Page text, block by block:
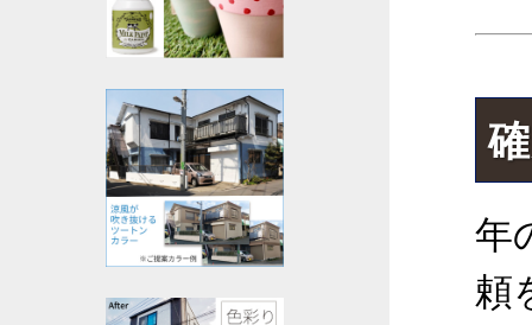
年
頼